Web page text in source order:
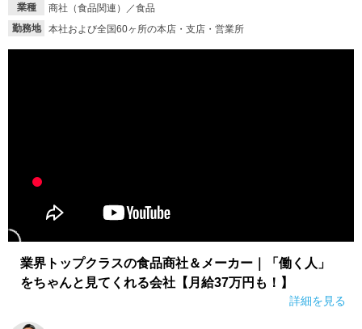
業種
商社（食品関連）／食品
勤務地
本社および全国60ヶ所の本店・支店・営業所
業界トップクラスの食品商社＆メーカー｜「働く人」
をちゃんと見てくれる会社【月給37万円も！】
詳細を見る